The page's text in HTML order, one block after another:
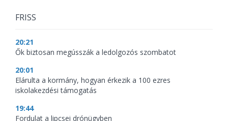
FRISS
20:21
Ők biztosan megússzák a ledolgozós szombatot
20:01
Elárulta a kormány, hogyan érkezik a 100 ezres
iskolakezdési támogatás
19:44
Fordulat a lipcsei drónügyben